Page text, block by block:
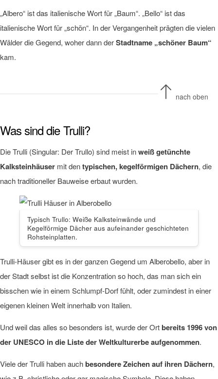
„Albero“ ist das italienische Wort für „Baum“. „Bello“ ist das
italienische Wort für „schön“. In der Vergangenheit prägten die vielen
Wälder die Gegend, woher dann derStadtname „schöner Baum“
kam.
nach oben
Was sind die Trulli?
Die Trulli (Singular: Der Trullo) sind meist inweiß getünchte
Kalksteinhäuser mit dentypischen, kegelförmigen Dächern, die
nach traditioneller Bauweise erbaut wurden.
Typisch Trullo: Weiße Kalksteinwände und
Kegelförmige Dächer aus aufeinander geschichteten
Rohsteinplatten.
Trulli-Häuser gibt es in der ganzen Gegend um Alberobello, aber in
der Stadt selbst ist die Konzentration so hoch, das man sich ein
bisschen wie in einem Schlumpf-Dorf fühlt, oder zumindest in einer
eigenen kleinen Welt innerhalb von Italien.
Und weil das alles so besonders ist, wurde der Ortbereits 1996 von
der UNESCO in die Liste der Weltkulturerbe aufgenommen.
Viele der Trulli haben auchbesondere Zeichen auf ihren Dächern,